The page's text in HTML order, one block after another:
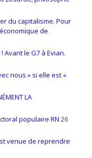
du capitalisme. Pour
de
le G7 à Evian.
nous » si elle est «
LA
populaire RN 26
venue de reprendre